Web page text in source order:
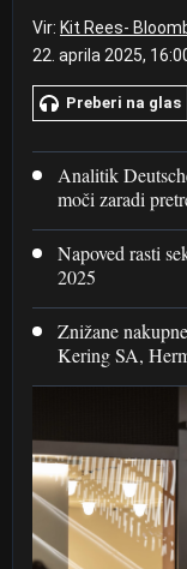
Vir: Kit Rees-
22. aprila 2025,
Preberi na glas
Analitik
moči zaradi
Napoved rasti
2025
Znižane
Kering SA,